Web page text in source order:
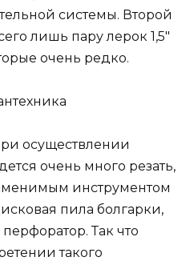
системы. Второй
лишь пару лерок 1,5″
очень редко.
осуществлении
очень много резать,
инструментом
пила болгарки,
Так что
такого